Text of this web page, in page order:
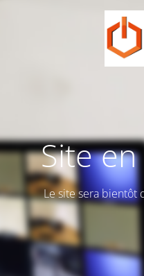
Site
Le site sera bientôt